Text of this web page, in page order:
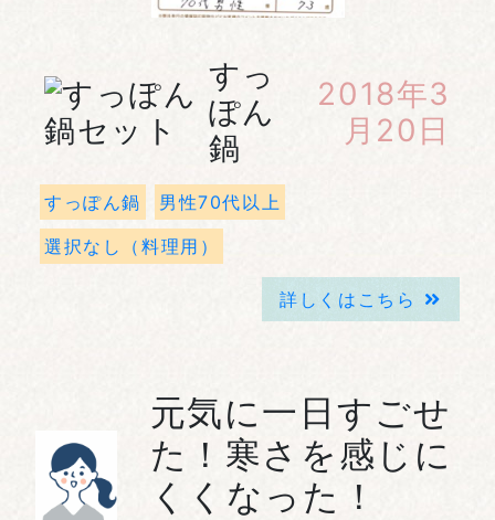
すっ
ぽん
鍋
2018年3
月20日
すっぽん鍋
男性70代以上
選択なし（料理用）
詳しくはこちら
元気に一日すごせ
た！寒さを感じに
くくなった！